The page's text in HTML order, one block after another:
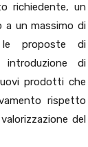
richiedente, un
a un massimo di
le proposte di
di
prodotti che
rispetto
del